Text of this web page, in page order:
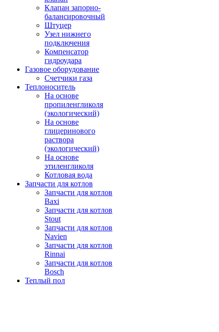
Клапан запорно-
балансировочный
Штуцер
Узел нижнего
подключения
Компенсатор
гидроудара
Газовое оборудование
Счетчики газа
Теплоноситель
На основе
пропиленгликоля
(экологический)
На основе
глицеринового
раствора
(экологический)
На основе
этиленгликоля
Котловая вода
Запчасти для котлов
Запчасти для котлов
Baxi
Запчасти для котлов
Stout
Запчасти для котлов
Navien
Запчасти для котлов
Rinnai
Запчасти для котлов
Bosch
Теплый пол